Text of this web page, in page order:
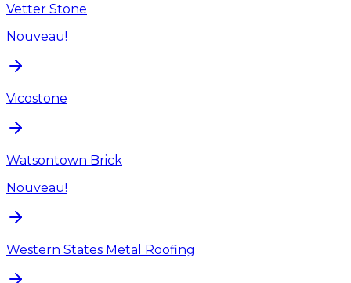
Vetter Stone
Nouveau!
Vicostone
Watsontown Brick
Nouveau!
Western States Metal Roofing